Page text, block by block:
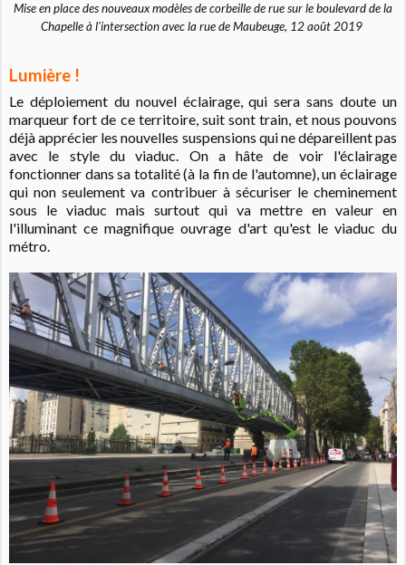
Mise en place des nouveaux modèles de corbeille de rue sur le boulevard de la
Chapelle à l'intersection avec la rue de Maubeuge, 12 août 2019
Lumière !
Le déploiement du nouvel éclairage, qui sera sans doute un
marqueur fort de ce territoire, suit sont train, et nous pouvons
déjà apprécier les nouvelles suspensions qui ne dépareillent pas
avec le style du viaduc. On a hâte de voir l'éclairage
fonctionner dans sa totalité (à la fin de l'automne), un éclairage
qui non seulement va contribuer à sécuriser le cheminement
sous le viaduc mais surtout qui va mettre en valeur en
l'illuminant ce magnifique ouvrage d'art qu'est le viaduc du
métro.